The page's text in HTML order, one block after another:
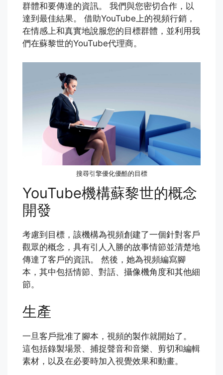
群體和要傳達的資訊。 我們與您密切合作，以
達到最佳結果。 借助YouTube上的視頻行銷，
在情感上和真實地說服您的目標群體，並利用我
們在蘇黎世的YouTube代理商。
搜尋引擎優化優酷的目標
YouTube機構蘇黎世的概念
開發
考慮到目標，該機構為視頻創建了一個針對客戶
觀眾的概念，具有引人入勝的故事情節並清楚地
傳達了客戶的資訊。 然後，她為視頻編寫腳
本，其中包括情節、對話、攝像機角度和其他細
節。
生產
一旦客戶批准了腳本，視頻的製作就開始了。
這包括錄製場景、捕捉聲音和音樂、剪切和編輯
素材，以及在必要時加入視覺效果和動畫。